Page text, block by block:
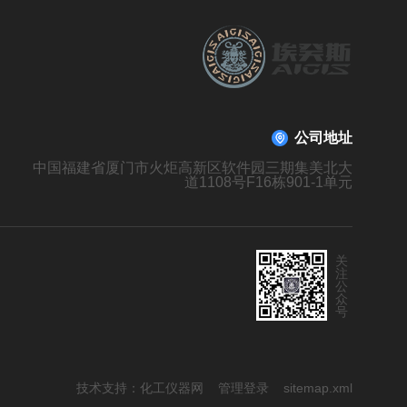
公司地址
中国福建省厦门市火炬高新区软件园三期集美北大
道1108号F16栋901-1单元
关
注
公
众
号
技术支持： 化工仪器网 管理登录 sitemap.xml